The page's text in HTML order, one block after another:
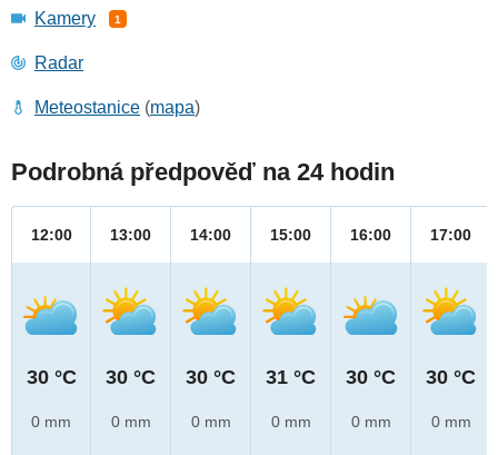
Kamery 1
Radar
Meteostanice (mapa)
Podrobná předpověď na 24 hodin
12:00
30 °C
0 mm
13:00
30 °C
0 mm
14:00
30 °C
0 mm
15:00
31 °C
0 mm
16:00
30 °C
0 mm
17:00
30 °C
0 mm